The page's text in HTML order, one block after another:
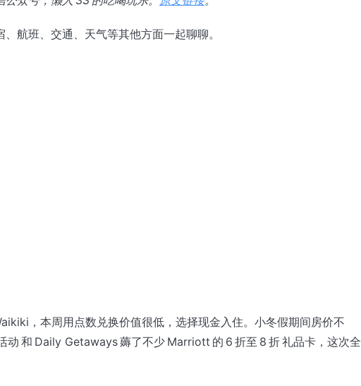
航班、交通、天气等其他方面一起聊聊。
，本周用点数兑换价值很低，选择现金入住。小冬假期间房价不
动 和 Daily Getaways 薅了不少 Marriott 的 6 折至 8 折 礼品卡，这次全